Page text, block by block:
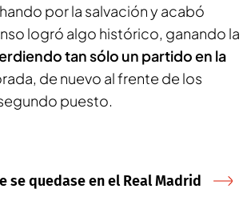
por la salvación y acabó
logró algo histórico, ganando la
tan sólo un partido en la
de nuevo al frente de los
puesto.
se quedase en el Real Madrid